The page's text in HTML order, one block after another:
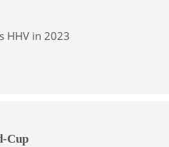
HHV in 2023
Cup